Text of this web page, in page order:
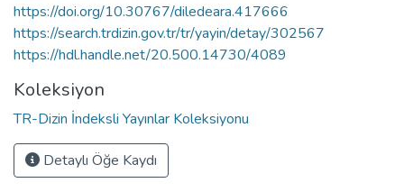
https://doi.org/10.30767/diledeara.417666
https://search.trdizin.gov.tr/tr/yayin/detay/302567
https://hdl.handle.net/20.500.14730/4089
Koleksiyon
TR-Dizin İndeksli Yayınlar Koleksiyonu
Detaylı Öğe Kaydı